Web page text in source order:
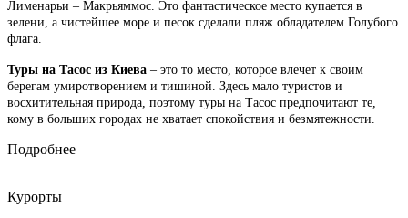
Лименарьи – Макрьяммос. Это фантастическое место купается в
зелени, а чистейшее море и песок сделали пляж обладателем Голубого
флага.
Туры на Тасос из Киева – это то место, которое влечет к своим
берегам умиротворением и тишиной. Здесь мало туристов и
восхитительная природа, поэтому туры на Тасос предпочитают те,
кому в больших городах не хватает спокойствия и безмятежности.
Подробнее
Курорты